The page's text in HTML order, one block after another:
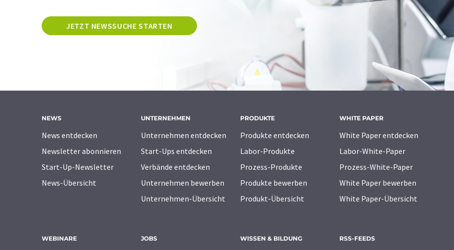
JETZT NEWSSUCHE STARTEN
NEWS
News entdecken
Newsletter abonnieren
Start-Up-Newsletter
News-Übersicht
UNTERNEHMEN
Unternehmen entdecken
Start-Ups entdecken
Verbände entdecken
Unternehmen bewerben
Unternehmen-Übersicht
PRODUKTE
Produkte entdecken
Labor-Produkte
Prozess-Produkte
Produkte bewerben
Produkt-Übersicht
WHITE PAPER
White Paper entdecken
Labor-White-Paper
Prozess-White-Paper
White Paper bewerben
White Paper-Übersicht
WEBINARE JOBS WISSEN & BILDUNG RSS-FEEDS